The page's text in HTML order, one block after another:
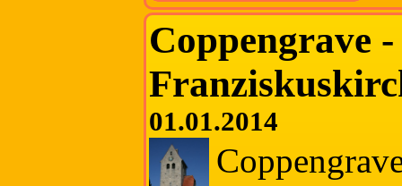
Coppengrave -
01.01.2014